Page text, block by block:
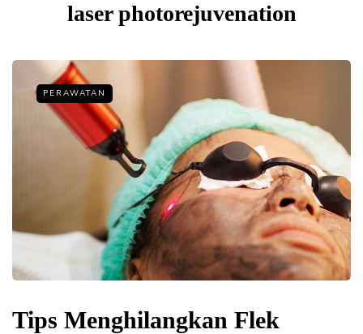
laser photorejuvenation
PERAWATAN
Tips Menghilangkan Flek